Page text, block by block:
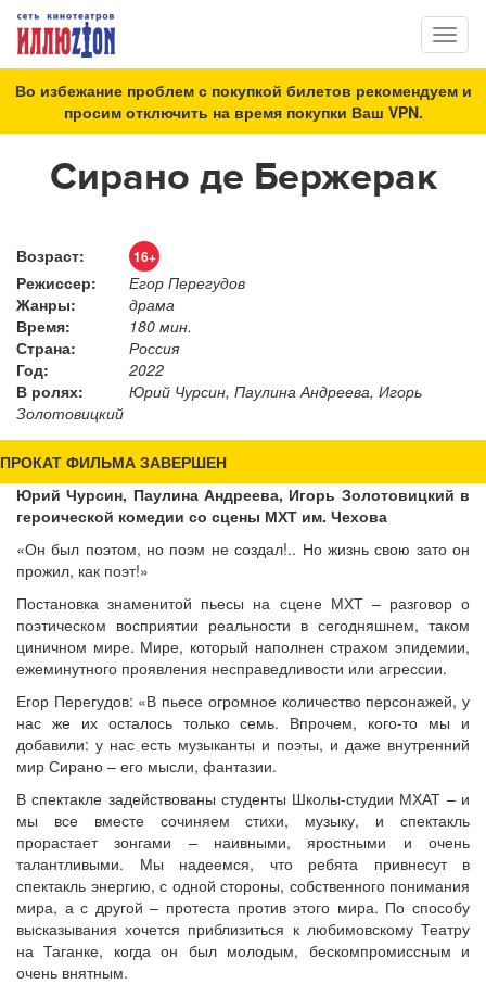
Во избежание проблем с покупкой билетов рекомендуем и
просим отключить на время покупки Ваш VPN.
Сирано де Бержерак
Возраст: 16+
Режиссер:
Егор Перегудов
Жанры:
драма
Время:
180 мин.
Страна:
Россия
Год:
2022
В ролях:
Юрий Чурсин, Паулина Андреева, Игорь
Золотовицкий
ПРОКАТ ФИЛЬМА ЗАВЕРШЕН
Юрий Чурсин, Паулина Андреева, Игорь Золотовицкий в
героической комедии со сцены МХТ им. Чехова
«Он был поэтом, но поэм не создал!.. Но жизнь свою зато он
прожил, как поэт!»
Постановка знаменитой пьесы на сцене МХТ – разговор о
поэтическом восприятии реальности в сегодняшнем, таком
циничном мире. Мире, который наполнен страхом эпидемии,
ежеминутного проявления несправедливости или агрессии.
Егор Перегудов: «В пьесе огромное количество персонажей, у
нас же их осталось только семь. Впрочем, кого-то мы и
добавили: у нас есть музыканты и поэты, и даже внутренний
мир Сирано – его мысли, фантазии.
В спектакле задействованы студенты Школы-студии МХАТ – и
мы все вместе сочиняем стихи, музыку, и спектакль
прорастает зонгами – наивными, яростными и очень
талантливыми. Мы надеемся, что ребята привнесут в
спектакль энергию, с одной стороны, собственного понимания
мира, а с другой – протеста против этого мира. По способу
высказывания хочется приблизиться к любимовскому Театру
на Таганке, когда он был молодым, бескомпромиссным и
очень внятным.